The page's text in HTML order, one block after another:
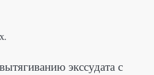
экссудата с